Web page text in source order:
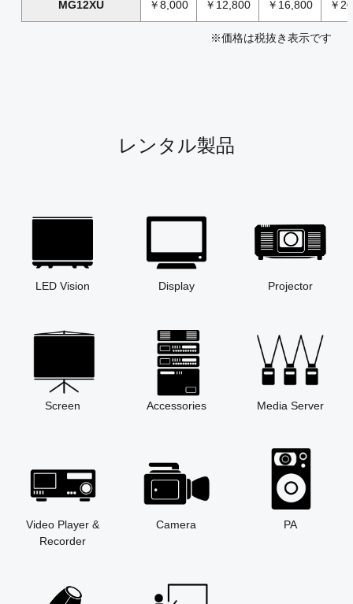
MG12XU ￥8,000 ￥12,800 ￥16,800 ￥
※価格は税抜き表示です
レンタル製品
LED Vision Display Projector
Screen Accessories Media Server
Video Player &
Recorder
Camera PA